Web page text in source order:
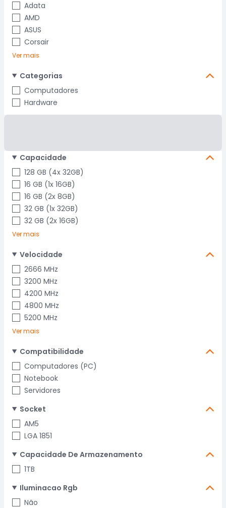
Adata
AMD
ASUS
Corsair
Ver mais
Categorias
Computadores
Hardware
Capacidade
128 GB (4x 32GB)
16 GB (1x 16GB)
16 GB (2x 8GB)
32 GB (1x 32GB)
32 GB (2x 16GB)
Ver mais
Velocidade
2666 MHz
3200 MHz
4200 MHz
4800 MHz
5200 MHz
Ver mais
Compatibilidade
Computadores (PC)
Notebook
Servidores
Socket
AM5
LGA 1851
Capacidade De Armazenamento
1TB
Iluminacao Rgb
Não